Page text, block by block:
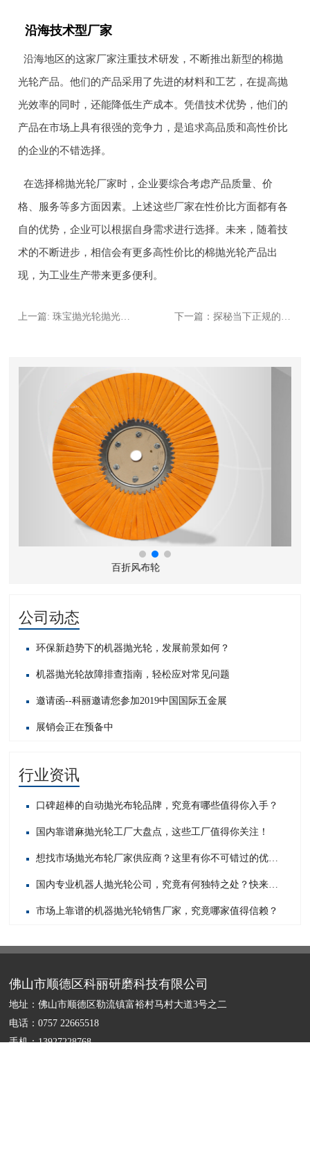
沿海技术型厂家
沿海地区的这家厂家注重技术研发，不断推出新型的棉抛
光轮产品。他们的产品采用了先进的材料和工艺，在提高抛
光效率的同时，还能降低生产成本。凭借技术优势，他们的
产品在市场上具有很强的竞争力，是追求高品质和高性价比
的企业的不错选择。
在选择棉抛光轮厂家时，企业要综合考虑产品质量、价
格、服务等多方面因素。上述这些厂家在性价比方面都有各
自的优势，企业可以根据自身需求进行选择。未来，随着技
术的不断进步，相信会有更多高性价比的棉抛光轮产品出
现，为工业生产带来更多便利。
上一篇: 珠宝抛光轮抛光效果差？可能是这3个步骤出错了 下一篇：探秘当下正规的自动机抛光布轮生产商，究竟哪家实力出众？
公司动态
环保新趋势下的机器抛光轮，发展前景如何？
机器抛光轮故障排查指南，轻松应对常见问题​
邀请函--科丽邀请您参加2019中国国际五金展
展销会正在预备中
行业资讯
口碑超棒的自动抛光布轮品牌，究竟有哪些值得你入手？
国内靠谱麻抛光轮工厂大盘点，这些工厂值得你关注！
想找市场抛光布轮厂家供应商？这里有你不可错过的优质之选！
国内专业机器人抛光轮公司，究竟有何独特之处？快来一探究竟！
市场上靠谱的机器抛光轮销售厂家，究竟哪家值得信赖？
佛山市顺德区科丽研磨科技有限公司
地址：佛山市顺德区勒流镇富裕村马村大道3号之二
电话：0757 22665518
手机：13927228768